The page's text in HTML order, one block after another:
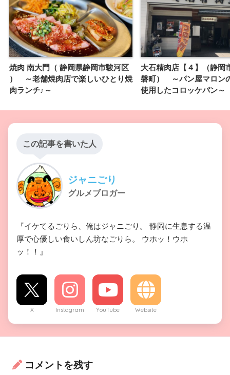
焼肉 南大門（ 静岡県静岡市駿河区
） ～老舗焼肉店で楽しいひとり焼
肉ランチ♪～
大石精肉店【４】（静岡
磐町） ～パン屋マロン
使用したコロッケパン～
この記事を書いた人
ジャニごり
グルメブロガー
『イケてるごりら、俺はジャニごり。 静岡に生息する温
厚で心優しい食いしん坊なごりら。 ウホッ！ウホ
ッ！！』
X Instagram YouTube Website
コメントを残す